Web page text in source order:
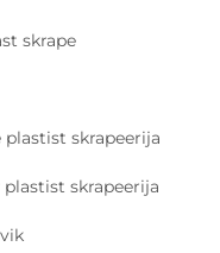
skrape
skrapeerija
skrapeerija